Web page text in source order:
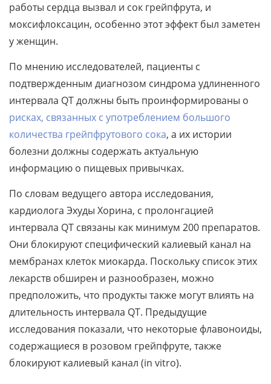
работы сердца вызвал и сок грейпфрута, и
моксифлоксацин, особенно этот эффект был заметен
у женщин.
По мнению исследователей, пациенты с
подтвержденным диагнозом синдрома удлиненного
интервала QT должны быть проинформированы о
рисках, связанных с употреблением большого
количества грейпфрутового сока, а их истории
болезни должны содержать актуальную
информацию о пищевых привычках.
По словам ведущего автора исследования,
кардиолога Эхуды Хорина, с пролонгацией
интервала QT связаны как минимум 200 препаратов.
Они блокируют специфический калиевый канал на
мембранах клеток миокарда. Поскольку список этих
лекарств обширен и разнообразен, можно
предположить, что продукты также могут влиять на
длительность интервала QT. Предыдущие
исследования показали, что некоторые флавоноиды,
содержащиеся в розовом грейпфруте, также
блокируют калиевый канал (in vitro).